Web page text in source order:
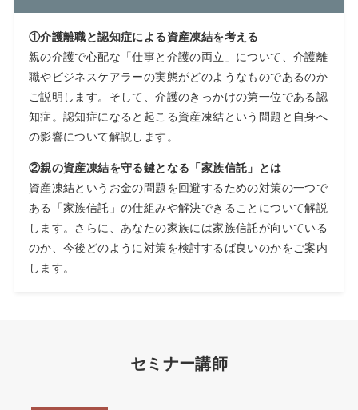
①介護離職と認知症による資産凍結を考える
親の介護で心配な「仕事と介護の両立」について、介護離
職やビジネスケアラーの実態がどのようなものであるのか
ご説明します。そして、介護のきっかけの第一位である認
知症。認知症になると起こる資産凍結という問題と自身へ
の影響について解説します。
②親の資産凍結を守る鍵となる「家族信託」とは
資産凍結というお金の問題を回避するための対策の一つで
ある「家族信託」の仕組みや解決できることについて解説
します。さらに、あなたの家族には家族信託が向いている
のか、今後どのように対策を検討するば良いのかをご案内
します。
セミナー講師